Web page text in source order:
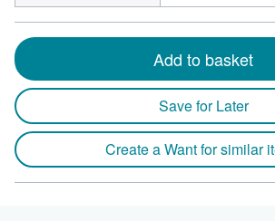
Add to basket
Save for Later
Create a Want for similar